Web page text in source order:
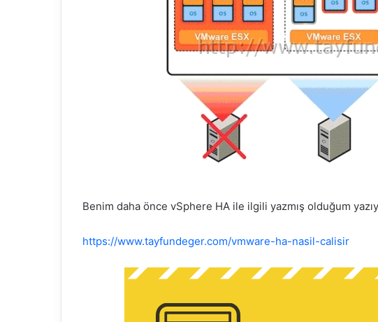
Benim daha önce vSphere HA ile ilgili yazmış olduğum
https://www.tayfundeger.com/vmware-ha-nasil-calisir